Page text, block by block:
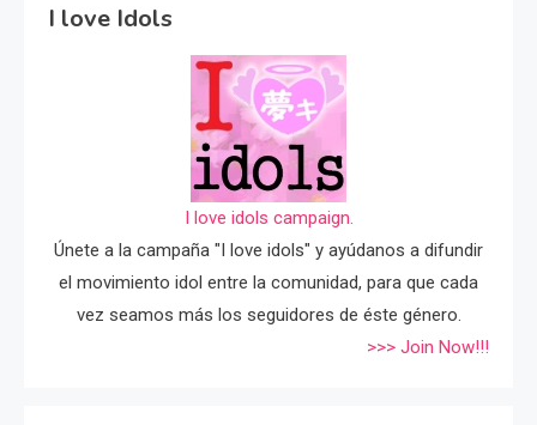
I love Idols
I love idols campaign.
Únete a la campaña "I love idols" y ayúdanos a difundir
el movimiento idol entre la comunidad, para que cada
vez seamos más los seguidores de éste género.
>>> Join Now!!!